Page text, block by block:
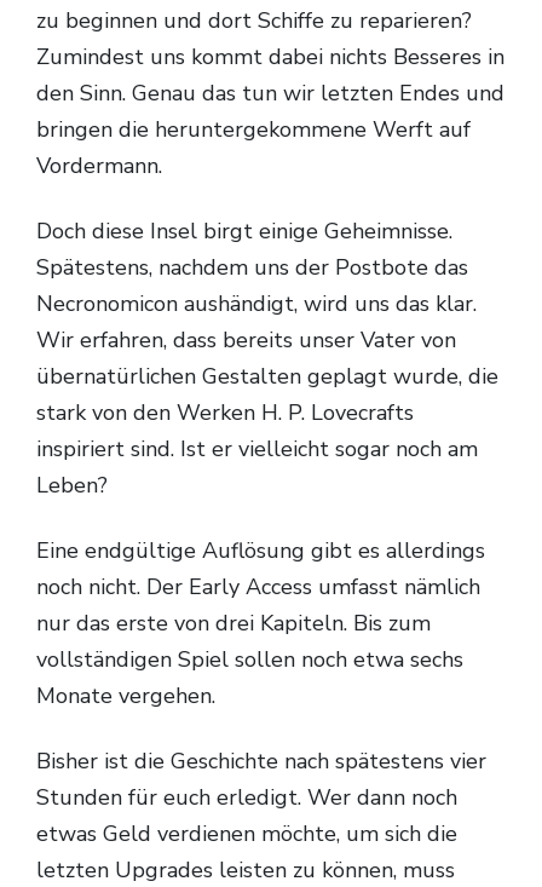
zu beginnen und dort Schiffe zu reparieren?
Zumindest uns kommt dabei nichts Besseres in
den Sinn. Genau das tun wir letzten Endes und
bringen die heruntergekommene Werft auf
Vordermann.
Doch diese Insel birgt einige Geheimnisse.
Spätestens, nachdem uns der Postbote das
Necronomicon aushändigt, wird uns das klar.
Wir erfahren, dass bereits unser Vater von
übernatürlichen Gestalten geplagt wurde, die
stark von den Werken H. P. Lovecrafts
inspiriert sind. Ist er vielleicht sogar noch am
Leben?
Eine endgültige Auflösung gibt es allerdings
noch nicht. Der Early Access umfasst nämlich
nur das erste von drei Kapiteln. Bis zum
vollständigen Spiel sollen noch etwa sechs
Monate vergehen.
Bisher ist die Geschichte nach spätestens vier
Stunden für euch erledigt. Wer dann noch
etwas Geld verdienen möchte, um sich die
letzten Upgrades leisten zu können, muss